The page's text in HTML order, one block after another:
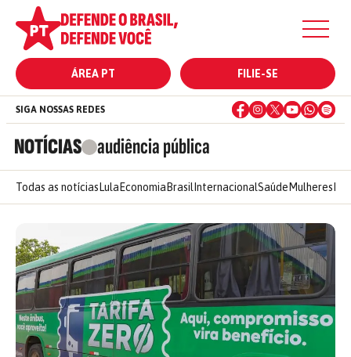
ÁREA PT FILIE-SE
NOTÍCIAS audiência pública
SIGA NOSSAS REDES
Todas as notícias Lula Economia Brasil InternacionalSaúde Mulheres